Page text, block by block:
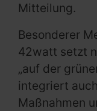
Mitteilung.
Besonderer
42watt setzt
„auf der
integriert
Maßnahmen